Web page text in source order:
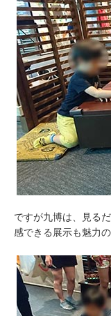
ですが九博は、見る
感できる展示も魅力の